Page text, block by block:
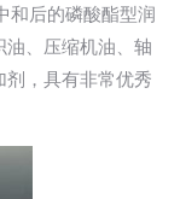
和后的磷酸酯型润
、压缩机油、轴
，具有非常优秀